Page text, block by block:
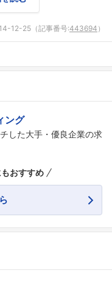
た
12-25 （記事番号:443694 ）
ング
した大手・優良企業の求
おすすめ